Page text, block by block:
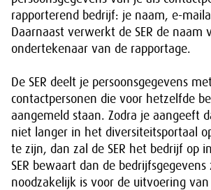
rapporterend bedrijf: je naam, e-
Daarnaast verwerkt de SER de naam
ondertekenaar van de rapportage.
De SER deelt je persoonsgegevens
contactpersonen die voor hetzelfde
aangemeld staan. Zodra je aangeeft
niet langer in het diversiteitsportaal
te zijn, dan zal de SER het bedrijf op
SER bewaart dan de
noodzakelijk is voor de uitvoering